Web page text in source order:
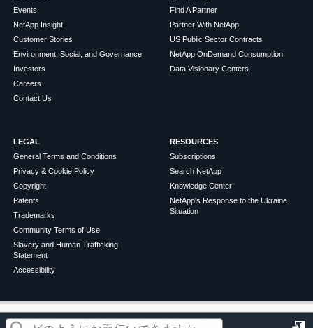
この記事は役に立ちましたか？
Events
NetApp Insight
Customer Stories
Environment, Social, and Governance
Investors
Careers
Contact Us
Find A Partner
Partner With NetApp
US Public Sector Contracts
NetApp OnDemand Consumption
Data Visionary Centers
LEGAL
General Terms and Conditions
Privacy & Cookie Policy
Copyright
Patents
Trademarks
Community Terms of Use
Slavery and Human Trafficking
Statement
Accessibility
RESOURCES
Subscriptions
Search NetApp
Knowledge Center
NetApp's Response to the Ukraine
Situation
©2026NetApp English Terms of Use Privacy Policy